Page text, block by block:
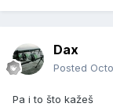
Dax
Posted
Pa i to što kažeš